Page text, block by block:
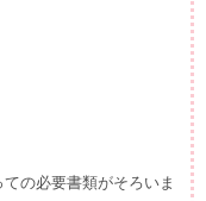
の必要書類がそろいま